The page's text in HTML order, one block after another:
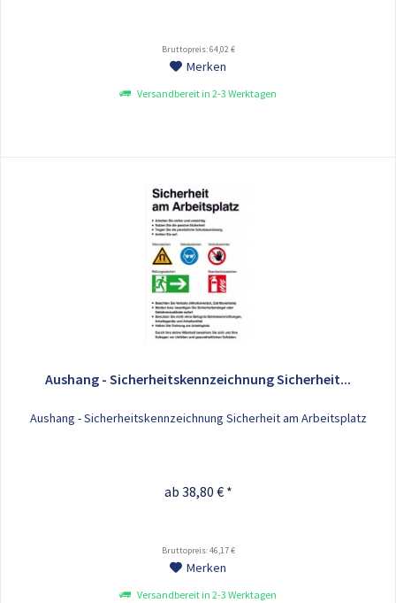
Bruttopreis: 64,02 €
Merken
Versandbereit in 2-3 Werktagen
Aushang - Sicherheitskennzeichnung Sicherheit...
Aushang - Sicherheitskennzeichnung Sicherheit am Arbeitsplatz
ab 38,80 € *
Bruttopreis: 46,17 €
Merken
Versandbereit in 2-3 Werktagen